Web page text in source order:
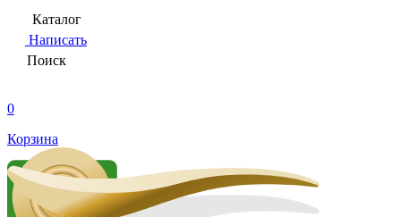
Каталог
Написать
Поиск
0
Корзина